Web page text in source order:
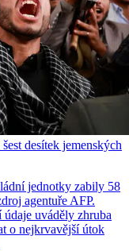
desítek jemenských
jednotky zabily 58
agentuře AFP.
uváděly zhruba
o nejkrvavější útok